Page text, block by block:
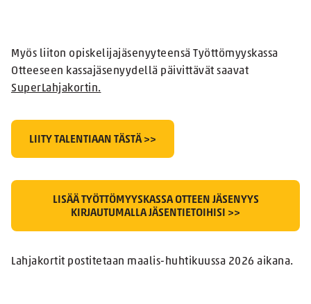
Myös liiton opiskelijajäsenyyteensä Työttömyyskassa
Otteeseen kassajäsenyydellä päivittävät saavat
SuperLahjakortin.
LIITY TALENTIAAN TÄSTÄ >>
LISÄÄ TYÖTTÖMYYSKASSA OTTEEN JÄSENYYS
KIRJAUTUMALLA JÄSENTIETOIHISI >>
Lahjakortit postitetaan maalis-huhtikuussa 2026 aikana.